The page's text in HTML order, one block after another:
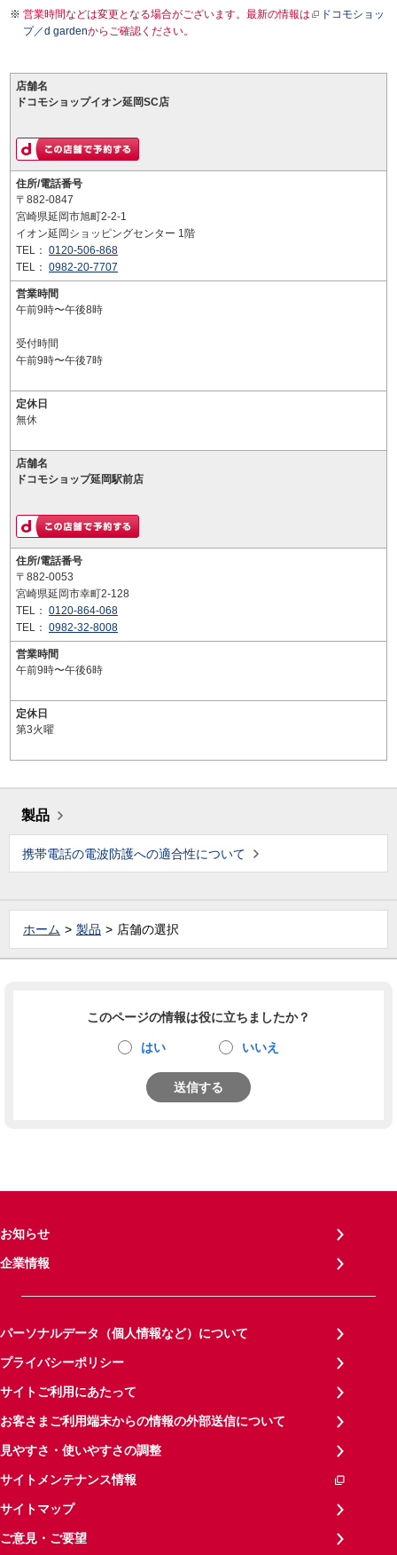
営業時間などは変更となる場合がございます。最新の情報は
ドコモショッ
プ／d gardenからご確認ください。
店舗名
ドコモショップイオン延岡SC店
住所/電話番号
〒882-0847
宮崎県延岡市旭町2-2-1
イオン延岡ショッピングセンター 1階
TEL： 0120-506-868
TEL： 0982-20-7707
営業時間
午前9時〜午後8時
受付時間
午前9時〜午後7時
定休日
無休
店舗名
ドコモショップ延岡駅前店
住所/電話番号
〒882-0053
宮崎県延岡市幸町2-128
TEL： 0120-864-068
TEL： 0982-32-8008
営業時間
午前9時〜午後6時
定休日
第3火曜
製品
携帯電話の電波防護への適合性について
ホーム 製品 店舗の選択
このページの情報は役に立ちましたか？
はい いいえ
送信する
お知らせ
企業情報
パーソナルデータ（個人情報など）について
プライバシーポリシー
サイトご利用にあたって
お客さまご利用端末からの情報の外部送信について
見やすさ・使いやすさの調整
サイトメンテナンス情報
サイトマップ
ご意見・ご要望